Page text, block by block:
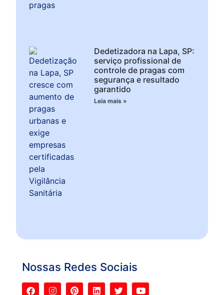
Dedetizadora na Lapa, SP:
serviço profissional de
controle de pragas com
segurança e resultado
garantido
Leia mais »
Nossas Redes Sociais